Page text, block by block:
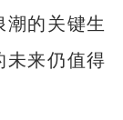
的关键生
来仍值得